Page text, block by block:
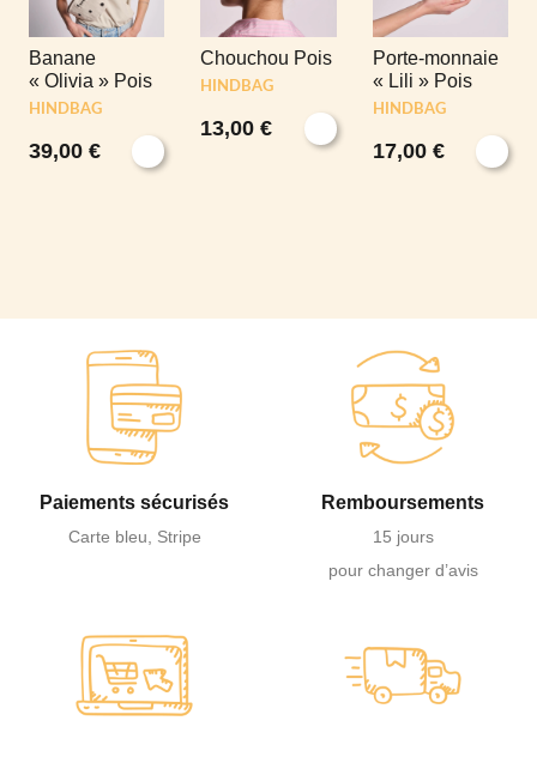
Banane
« Olivia » Pois
HINDBAG
39,00 €
Chouchou Pois
HINDBAG
13,00€
Porte-monnaie
« Lili » Pois
HINDBAG
17,00 €
Paiements sécurisés
Carte bleu, Stripe
Remboursements
15 jours
pour changer d’avis